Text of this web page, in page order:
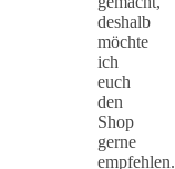
deshalb
möchte
ich
euch
den
Shop
gerne
empfehlen.